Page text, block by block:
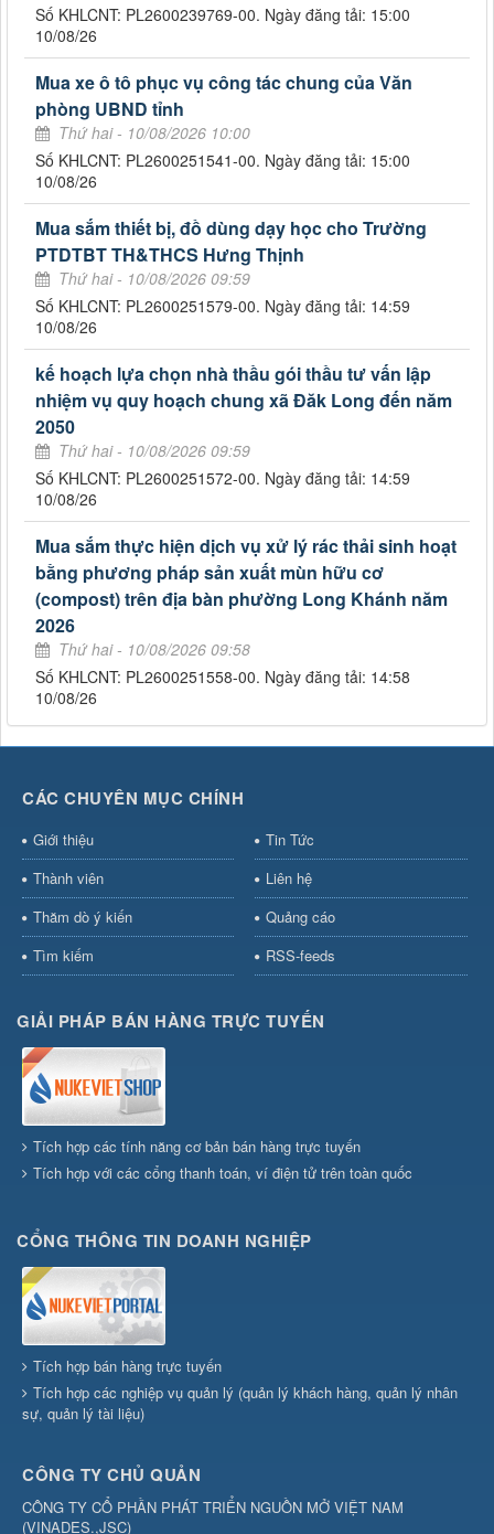
Số KHLCNT: PL2600239769-00. Ngày đăng tải: 15:00
10/08/26
Mua xe ô tô phục vụ công tác chung của Văn
phòng UBND tỉnh
Thứ hai - 10/08/2026 10:00
Số KHLCNT: PL2600251541-00. Ngày đăng tải: 15:00
10/08/26
Mua sắm thiết bị, đồ dùng dạy học cho Trường
PTDTBT TH&THCS Hưng Thịnh
Thứ hai - 10/08/2026 09:59
Số KHLCNT: PL2600251579-00. Ngày đăng tải: 14:59
10/08/26
kế hoạch lựa chọn nhà thầu gói thầu tư vấn lập
nhiệm vụ quy hoạch chung xã Đăk Long đến năm
2050
Thứ hai - 10/08/2026 09:59
Số KHLCNT: PL2600251572-00. Ngày đăng tải: 14:59
10/08/26
Mua sắm thực hiện dịch vụ xử lý rác thải sinh hoạt
bằng phương pháp sản xuất mùn hữu cơ
(compost) trên địa bàn phường Long Khánh năm
2026
Thứ hai - 10/08/2026 09:58
Số KHLCNT: PL2600251558-00. Ngày đăng tải: 14:58
10/08/26
CÁC CHUYÊN MỤC CHÍNH
Giới thiệu
Tin Tức
Thành viên
Liên hệ
Thăm dò ý kiến
Quảng cáo
Tìm kiếm
RSS-feeds
GIẢI PHÁP BÁN HÀNG TRỰC TUYẾN
Tích hợp các tính năng cơ bản bán hàng trực tuyến
Tích hợp với các cổng thanh toán, ví điện tử trên toàn quốc
CỔNG THÔNG TIN DOANH NGHIỆP
Tích hợp bán hàng trực tuyến
Tích hợp các nghiệp vụ quản lý (quản lý khách hàng, quản lý nhân
sự, quản lý tài liệu)
CÔNG TY CHỦ QUẢN
CÔNG TY CỔ PHẦN PHÁT TRIỂN NGUỒN MỞ VIỆT NAM
(VINADES.,JSC)